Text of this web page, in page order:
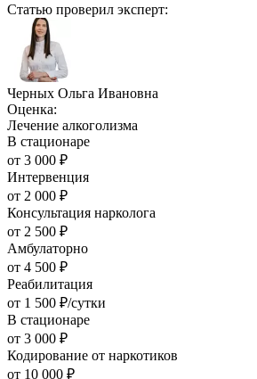
Статью проверил эксперт:
Черных Ольга Ивановна
Оценка:
Лечение алкоголизма
В стационаре
от 3 000 ₽
Интервенция
от 2 000 ₽
Консультация нарколога
от 2 500 ₽
Амбулаторно
от 4 500 ₽
Реабилитация
от 1 500 ₽/сутки
В стационаре
от 3 000 ₽
Кодирование от наркотиков
от 10 000 ₽